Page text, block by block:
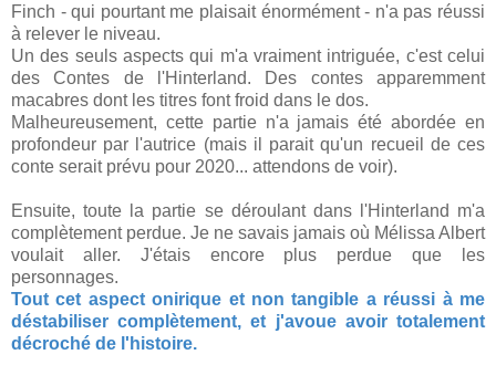
Finch - qui pourtant me plaisait énormément - n'a pas réussi
à relever le niveau.
Un des seuls aspects qui m'a vraiment intriguée, c'est celui
des Contes de l'Hinterland. Des contes apparemment
macabres dont les titres font froid dans le dos.
Malheureusement, cette partie n'a jamais été abordée en
profondeur par l'autrice (mais il parait qu'un recueil de ces
conte serait prévu pour 2020... attendons de voir).
Ensuite, toute la partie se déroulant dans l'Hinterland m'a
complètement perdue. Je ne savais jamais où Mélissa Albert
voulait aller. J'étais encore plus perdue que les
personnages.
Tout cet aspect onirique et non tangible a réussi à me
déstabiliser complètement, et j'avoue avoir totalement
décroché de l'histoire.